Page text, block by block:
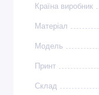
Країна виробник
Матеріал
Модель
Принт
Склад